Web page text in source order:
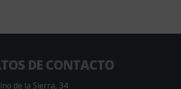
DE CONTACTO
de la Sierra, 34